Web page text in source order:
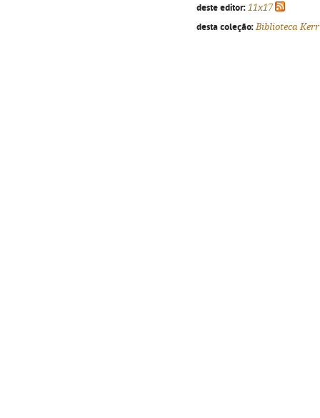
deste editor: 11x17
desta coleção: Biblioteca